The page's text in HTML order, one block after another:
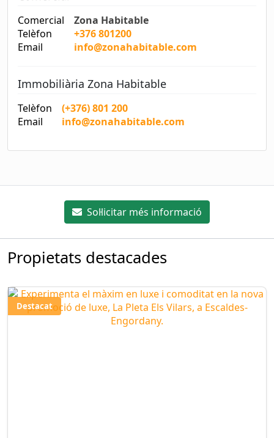
Comercial
Zona Habitable
Telèfon
+376 801200
Email
info@zonahabitable.com
Immobiliària Zona Habitable
Telèfon
(+376) 801 200
Email
info@zonahabitable.com
Sol·licitar més informació
Propietats destacades
Destacat